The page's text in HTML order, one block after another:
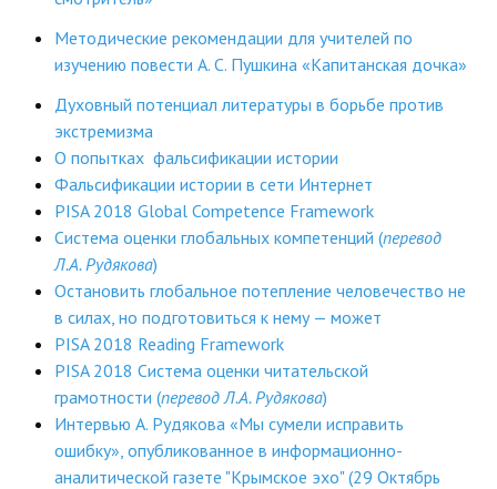
АНОНСЫ
ИНСТИТУТ
Противодействие коррупции
В ПОМОЩЬ УЧИТЕЛЮ
Организация УВП
ГИА
Карта ГИА РК
Готовимся к новому учебному году 2026-2027
ДПО
Методические рекомендации для учителей по
изучению повести А. С. Пушкина «Капитанская дочка»
Духовный потенциал литературы в борьбе против
экстремизма
О попытках фальсификации истории
Фальсификации истории в сети Интернет
PISA 2018 Global Competence Framework
Система оценки глобальных компетенций (перевод
Л.А. Рудякова)
Остановить глобальное потепление человечество не
в силах, но подготовиться к нему — может
PISA 2018 Reading Framework
PISA 2018 Система оценки читательской
грамотности (перевод Л.А. Рудякова)
Интервью А. Рудякова «Мы сумели исправить
ошибку», опубликованное в информационно-
аналитической газете "Крымское эхо" (29 Октябрь